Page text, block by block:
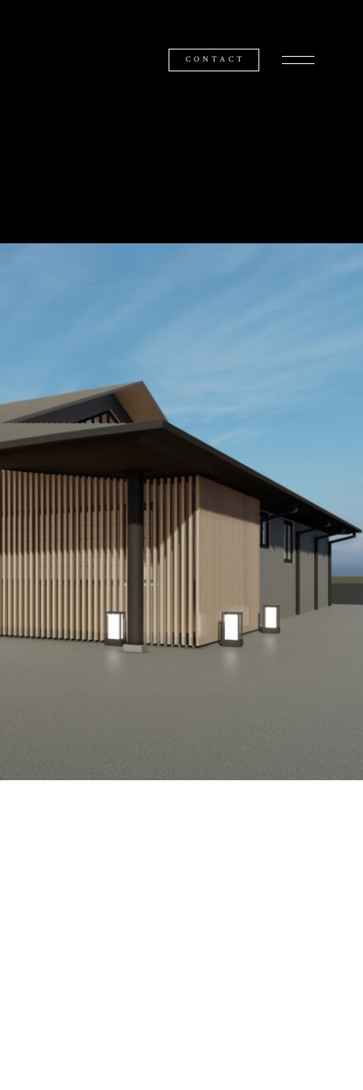
CONTACT